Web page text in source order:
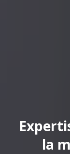
la